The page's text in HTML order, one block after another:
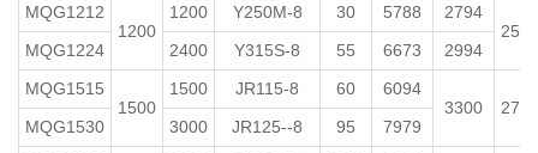
MQG1212
1200
1200 Y250M-8 30 5788
2794
2540
MQG1224
2400 Y315S-8 55 6673
2994
MQG1515
1500
1500 JR115-8 60
6094
3300
2766
MQG1530
3000 JR125--8 95
7979